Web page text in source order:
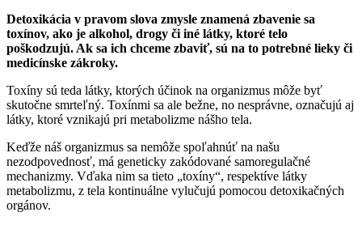
Detoxikácia v pravom slova zmysle znamená zbavenie sa
toxínov, ako je alkohol, drogy či iné látky, ktoré telo
poškodzujú. Ak sa ich chceme zbaviť, sú na to potrebné lieky či
medicínske zákroky.
Toxíny sú teda látky, ktorých účinok na organizmus môže byť
skutočne smrteľný. Toxínmi sa ale bežne, no nesprávne, označujú aj
látky, ktoré vznikajú pri metabolizme nášho tela.
Keďže náš organizmus sa nemôže spoľahnúť na našu
nezodpovednosť, má geneticky zakódované samoregulačné
mechanizmy. Vďaka nim sa tieto „toxíny“, respektíve látky
metabolizmu, z tela kontinuálne vylučujú pomocou detoxikačných
orgánov.